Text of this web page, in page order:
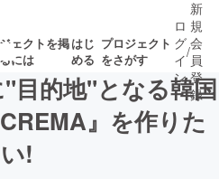
ェクトを掲
には
はじ
める
プロジェクト
をさがす
プロ
ロ
グ
イ
ン
/
新
規
会
員
登
録
目的地"となる韓国
』を作りた
い!